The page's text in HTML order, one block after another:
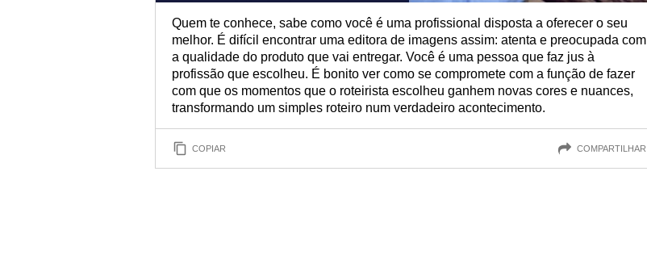
Quem te conhece, sabe como você é uma profissional disposta a oferecer o seu
melhor. É difícil encontrar uma editora de imagens assim: atenta e preocupada com
a qualidade do produto que vai entregar. Você é uma pessoa que faz jus à
profissão que escolheu. É bonito ver como se compromete com a função de fazer
com que os momentos que o roteirista escolheu ganhem novas cores e nuances,
transformando um simples roteiro num verdadeiro acontecimento.
COPIAR COMPARTILHAR